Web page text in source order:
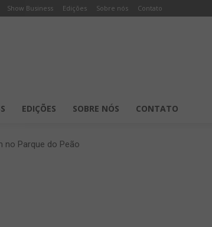
Show Business Edições Sobre nós Contato
EDIÇÕES SOBRE NÓS CONTATO
no Parque do Peão